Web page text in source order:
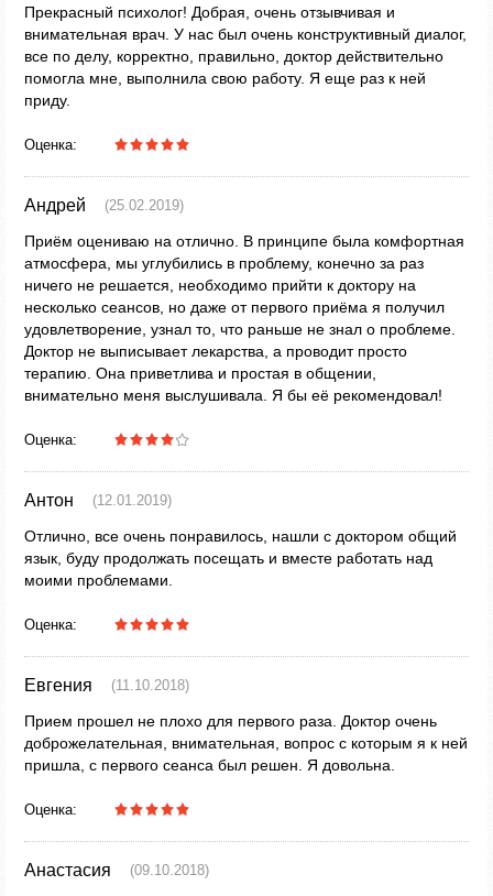
Прекрасный психолог! Добрая, очень отзывчивая и
внимательная врач. У нас был очень конструктивный диалог,
все по делу, корректно, правильно, доктор действительно
помогла мне, выполнила свою работу. Я еще раз к ней
приду.
Оценка:
Андрей (25.02.2019)
Приём оцениваю на отлично. В принципе была комфортная
атмосфера, мы углубились в проблему, конечно за раз
ничего не решается, необходимо прийти к доктору на
несколько сеансов, но даже от первого приёма я получил
удовлетворение, узнал то, что раньше не знал о проблеме.
Доктор не выписывает лекарства, а проводит просто
терапию. Она приветлива и простая в общении,
внимательно меня выслушивала. Я бы её рекомендовал!
Оценка:
Антон (12.01.2019)
Отлично, все очень понравилось, нашли с доктором общий
язык, буду продолжать посещать и вместе работать над
моими проблемами.
Оценка:
Евгения (11.10.2018)
Прием прошел не плохо для первого раза. Доктор очень
доброжелательная, внимательная, вопрос с которым я к ней
пришла, с первого сеанса был решен. Я довольна.
Оценка:
Анастасия (09.10.2018)